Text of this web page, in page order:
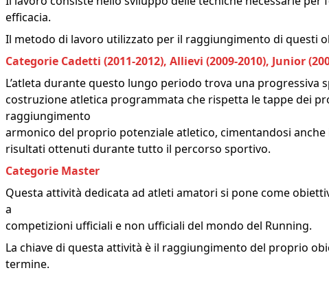
efficacia.
Il metodo di lavoro utilizzato per il raggiungimento di questi
Categorie Cadetti (2011-2012), Allievi (2009-2010), Junior
L’atleta durante questo lungo periodo trova una progressiva
costruzione atletica programmata che rispetta le tappe dei
raggiungimento
armonico del proprio potenziale atletico, cimentandosi
risultati ottenuti durante tutto il percorso sportivo.
Categorie Master
Questa attività dedicata ad atleti amatori si pone come
a
competizioni ufficiali e non ufficiali del mondo del Running.
La chiave di questa attività è il raggiungimento del proprio
termine.